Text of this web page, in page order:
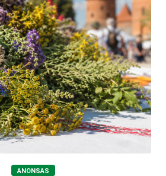
ANONSAS